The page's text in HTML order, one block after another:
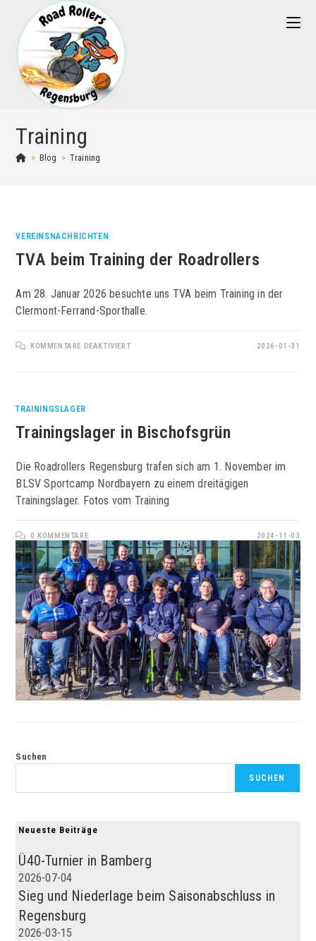
springen
Training
> Blog > Training
VEREINSNACHRICHTEN
TVA beim Training der Roadrollers
Am 28. Januar 2026 besuchte uns TVA beim Training in der
Clermont-Ferrand-Sporthalle.
KOMMENTARE DEAKTIVIERTFÜR
2026-01-31
TRAININGSLAGER
Trainingslager in Bischofsgrün
Die Roadrollers Regensburg trafen sich am 1. November im
BLSV Sportcamp Nordbayern zu einem dreitägigen
Trainingslager. Fotos vom Training
0 KOMMENTARE 2024-11-03
Suchen
SUCHEN
Neueste Beiträge
Ü40-Turnier in Bamberg
2026-07-04
Sieg und Niederlage beim Saisonabschluss in
Regensburg
2026-03-15